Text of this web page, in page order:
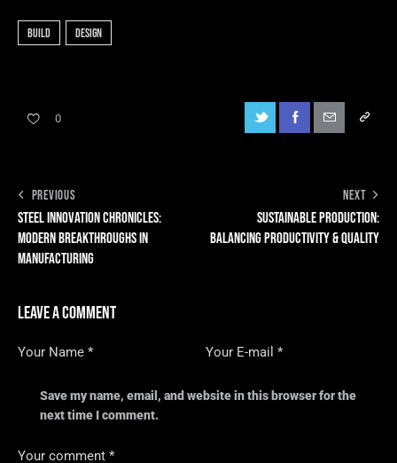
build design
0
PREVIOUS
STEEL INNOVATION CHRONICLES:
MODERN BREAKTHROUGHS IN
MANUFACTURING
NEXT
SUSTAINABLE PRODUCTION:
BALANCING PRODUCTIVITY & QUALITY
LEAVE A COMMENT
Save my name, email, and website in this browser for the
next time I comment.